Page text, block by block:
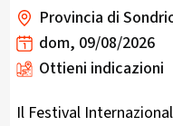
Provincia di
dom, 09/08/2026
Ottieni indicazioni
Il Festival